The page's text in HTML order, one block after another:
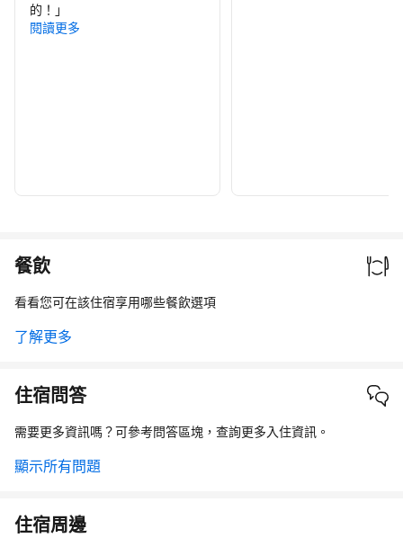
的！ 」
閱讀更多
餐飲
看看您可在該住宿享用哪些餐飲選項
了解更多
住宿問答
需要更多資訊嗎？可參考問答區塊，查詢更多入住資訊。
顯示所有問題
住宿周邊